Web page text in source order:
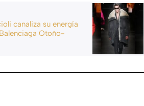
canaliza su energía
Otoño-